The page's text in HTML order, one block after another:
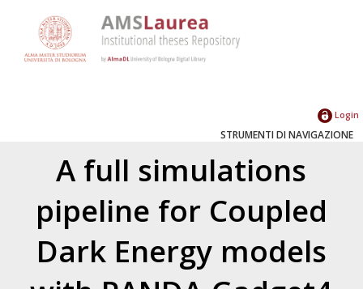
Login
STRUMENTI DI NAVIGAZIONE
A full simulations
pipeline for Coupled
Dark Energy models